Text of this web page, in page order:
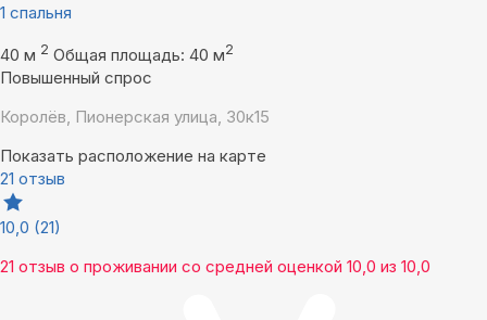
1 спальня
40 м 2 Общая площадь: 40 м2
Повышенный спрос
Королёв, Пионерская улица, 30к15
Показать расположение на карте
21 отзыв
10,0 (21)
21 отзыв о проживании со средней оценкой 10,0 из 10,0